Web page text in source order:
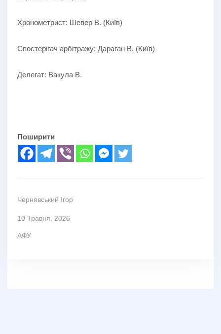
Хронометрист: Шевер В. (Київ)
Спостерігач арбітражу: Дараган В. (Київ)
Делегат: Вакула В.
Поширити
Чернявський Ігор
10 Травня, 2026
АФУ